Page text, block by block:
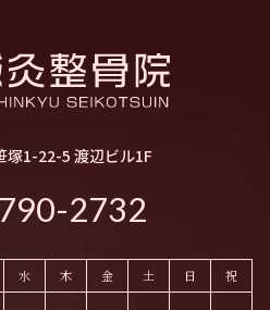
塚1-22-5 渡辺ビル1F
2732
水 木 金 土 日 祝